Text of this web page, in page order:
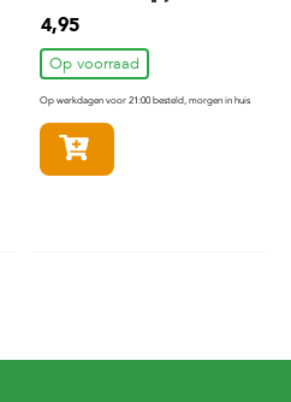
Vlo Zalm 100stuks
4,95
Op voorraad
Op werkdagen voor 21:00 besteld, morgen in huis